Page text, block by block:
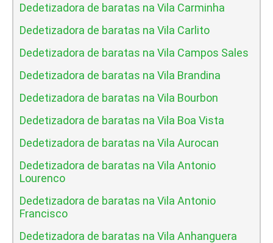
Dedetizadora de baratas na Vila Carminha
Dedetizadora de baratas na Vila Carlito
Dedetizadora de baratas na Vila Campos Sales
Dedetizadora de baratas na Vila Brandina
Dedetizadora de baratas na Vila Bourbon
Dedetizadora de baratas na Vila Boa Vista
Dedetizadora de baratas na Vila Aurocan
Dedetizadora de baratas na Vila Antonio
Lourenco
Dedetizadora de baratas na Vila Antonio
Francisco
Dedetizadora de baratas na Vila Anhanguera